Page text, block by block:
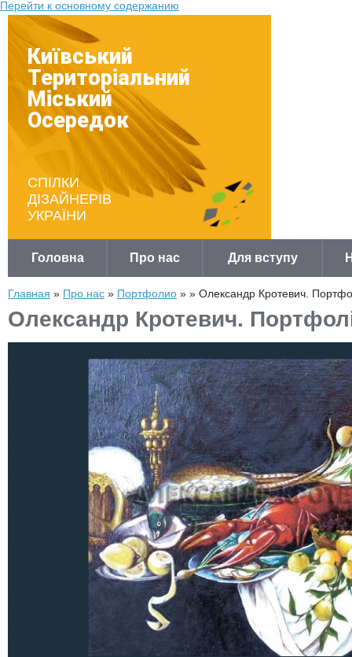
Перейти к основному содержанию
Київський
Територіальний
Міський
Осередок
СПІЛКИ
ДІЗАЙНЕРІВ
УКРАЇНИ
Головна Про нас Для вступу
Главная » Про нас » Портфолио » » Олександр Кротевич.
Олександр Кротевич.